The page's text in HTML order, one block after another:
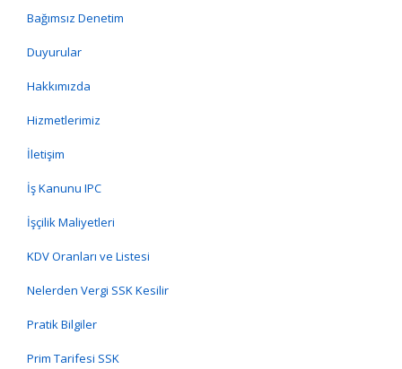
Bağımsız Denetim
Duyurular
Hakkımızda
Hizmetlerimiz
İletişim
İş Kanunu IPC
İşçilik Maliyetleri
KDV Oranları ve Listesi
Nelerden Vergi SSK Kesilir
Pratik Bilgiler
Prim Tarifesi SSK